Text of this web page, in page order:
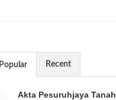
Popular Recent
Akta Pesuruhjaya Tanah